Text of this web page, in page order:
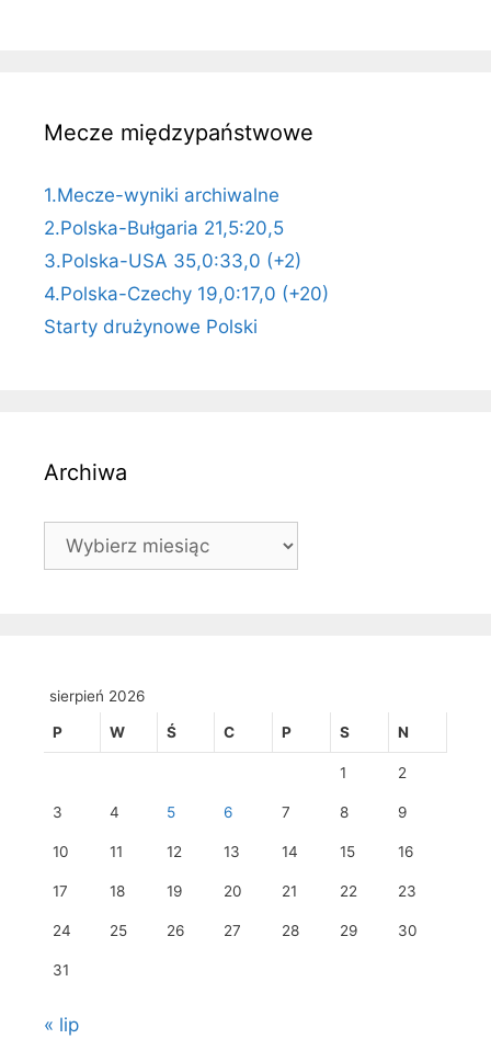
Mecze międzypaństwowe
1.Mecze-wyniki archiwalne
2.Polska-Bułgaria 21,5:20,5
3.Polska-USA 35,0:33,0 (+2)
4.Polska-Czechy 19,0:17,0 (+20)
Starty drużynowe Polski
Archiwa
Archiwa
sierpień 2026
P W Ś C P S N
1 2
3 4 5 6 7 8 9
10 11 12 13 14 15 16
17 18 19 20 21 22 23
24 25 26 27 28 29 30
31
« lip